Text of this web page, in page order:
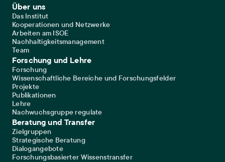
Footer Main Navigation
Über uns
Das Institut
Kooperationen und Netzwerke
Arbeiten am ISOE
Nachhaltigkeitsmanagement
Team
Forschung und Lehre
Forschung
Wissenschaftliche Bereiche und Forschungsfelder
Projekte
Publikationen
Lehre
Nachwuchsgruppe regulate
Beratung und Transfer
Zielgruppen
Strategische Beratung
Dialogangebote
Forschungsbasierter Wissenstransfer